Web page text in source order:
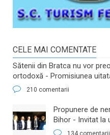
CELE MAI COMENTATE
Sătenii din Bratca nu vor
ortodoxă - Promisiunea
210 comentarii
​Propunere de
Bihor - Invitat la
134 comentarii